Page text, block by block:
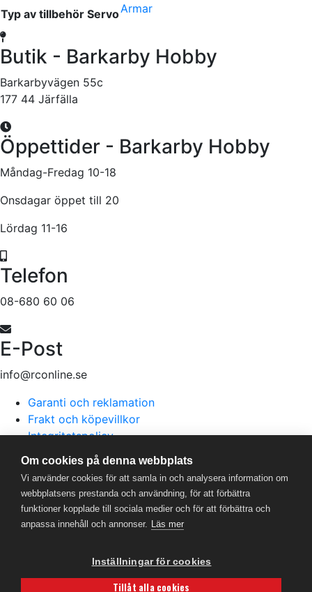
Typ av tillbehör ServoArmar
Butik - Barkarby Hobby
Barkarbyvägen 55c
177 44 Järfälla
Öppettider - Barkarby Hobby
Måndag-Fredag 10-18
Onsdagar öppet till 20
Lördag 11-16
Telefon
08-680 60 06
E-Post
info@rconline.se
Garanti och reklamation
Frakt och köpevillkor
Integritetspolicy
Kontakta oss
RC Online- © 2026
559357-5706
Om cookies på denna webbplats
Vi använder cookies för att samla in och analysera information om
webbplatsens prestanda och användning, för att förbättra
funktioner kopplade till sociala medier och för att förbättra och
anpassa innehåll och annonser. Läs mer
Inställningar för cookies
Tillåt alla cookies